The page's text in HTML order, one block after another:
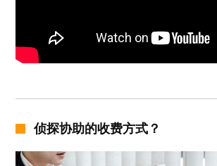
侦探协助的收费方式？